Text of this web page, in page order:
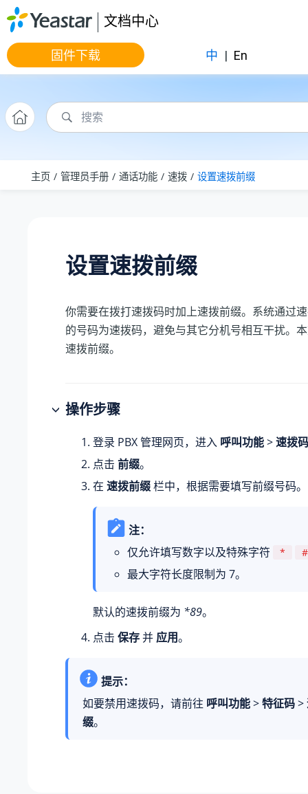
跳转到主要内容
文档中心
固件下载 中 | En
主页 管理员手册 通话功能 速拨 设置速拨前缀
设置速拨前缀
你需要在拨打速拨码时加上速拨前缀。系统通过
的号码为速拨码，避免与其它分机号相互干扰。
速拨前缀。
操作步骤
登录 PBX 管理网页，进入 呼叫功能>速拨码
点击 前缀。
在 速拨前缀栏中，根据需要填写前缀号码。
注：
仅允许填写数字以及特殊字符
* #
最大字符长度限制为 7。
默认的速拨前缀为 *89。
点击 保存并 应用。
提示：
如要禁用速拨码，请前往 呼叫功能>特征码>
缀。